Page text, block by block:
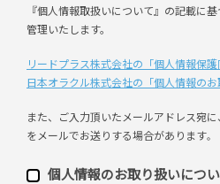
『個人情報取扱いについて』の記載に
管理いたします。
リードプラス株式会社の「個⼈情報保護
日本オラクル株式会社の「個⼈情報のお
また、ご⼊⼒頂いたメールアドレス宛
をメールでお送りする場合があります。
個⼈情報のお取り扱いにつ